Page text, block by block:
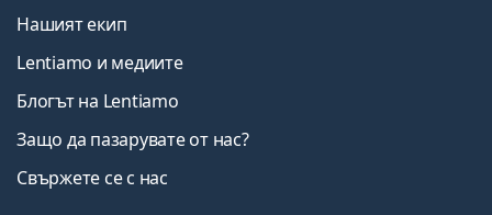
Нашият екип
Lentiamo и медиите
Блогът на Lentiamo
Защо да пазарувате от нас?
Свържете се с нас